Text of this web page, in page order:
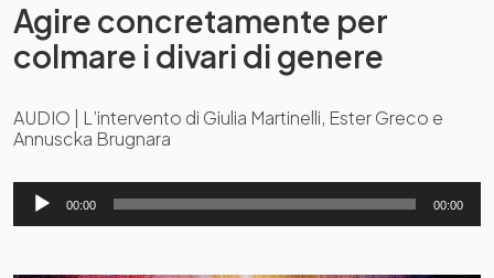
Agire concretamente per
colmare i divari di genere
AUDIO | L’intervento di Giulia Martinelli, Ester Greco e
Annuscka Brugnara
Audio
00:00 00:00